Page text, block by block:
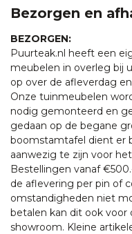
Bezorgen en
BEZORGEN:
Puurteak.nl heeft een
meubelen in overleg bij
op over de afleverdag
Onze tuinmeubelen
nodig gemonteerd en
gedaan op de begane
boomstamtafel dient er
aanwezig te zijn voor
Bestellingen vanaf
de aflevering per pin of
omstandigheden niet
betalen kan dit ook voor
showroom. Kleine